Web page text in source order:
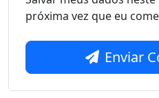
próxima vez que eu
Enviar